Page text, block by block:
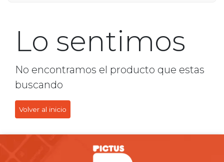
Lo sentimos
No encontramos el producto que estas
buscando
Volver al inicio